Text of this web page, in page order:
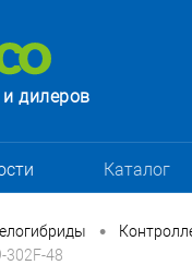
дилеров
Каталог
•
302F-48